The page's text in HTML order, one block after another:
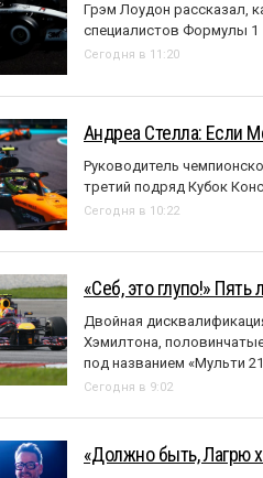
Грэм Лоудон рассказал,
специалистов Формулы 1
Сегодня в 11:20
Андреа Стелла: Если
Руководитель
третий подряд Кубок
Сегодня в 10:22
«Себ, это глупо!»
Двойная
Хэмилтона,
под названием «Mульти
Сегодня в 9:02
«Должно быть, Лагрю